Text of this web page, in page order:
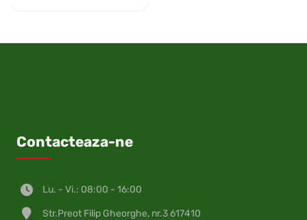
Contacteaza-ne
Lu. - Vi.: 08:00 - 16:00
Str.Preot Filip Gheorghe, nr.3 617410